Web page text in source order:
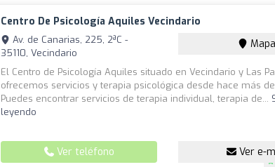
Centro De Psicología Aquiles Vecindario
Av. de Canarias, 225, 2ªC -
35110, Vecindario
Mapa
El Centro de Psicología Aquiles situado en Vecindario y Las
ofrecemos servicios y terapia psicológica desde hace más
Puedes encontrar servicios de terapia individual, terapia de...
leyendo
Ver teléfono Ver e-